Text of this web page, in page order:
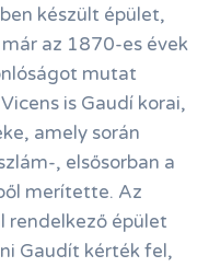
készült épület,
az 1870-es évek
mutat
is Gaudí korai,
amely során
, elsősorban a
merítette. Az
rendelkező épület
Gaudít kérték fel,